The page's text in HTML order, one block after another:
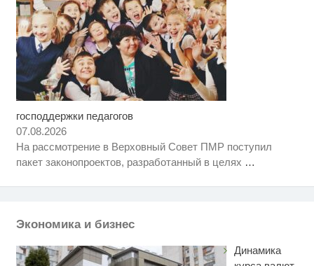
господдержки педагогов
07.08.2026
На рассмотрение в Верховный Совет ПМР поступил
пакет законопроектов, разработанный в целях …
Экономика и бизнес
Динамика
Скрытая камера на пляже
Что стало причиной громкого
взрыва в Москве 7 августа